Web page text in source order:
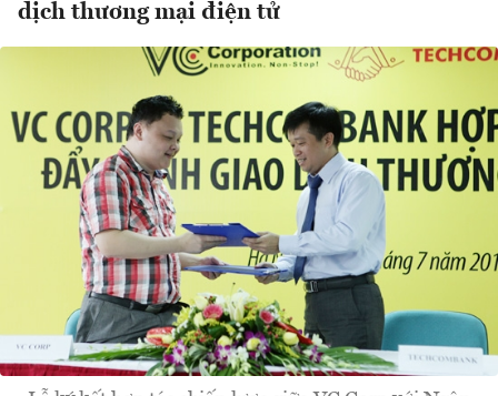
dịch thương mại điện tử